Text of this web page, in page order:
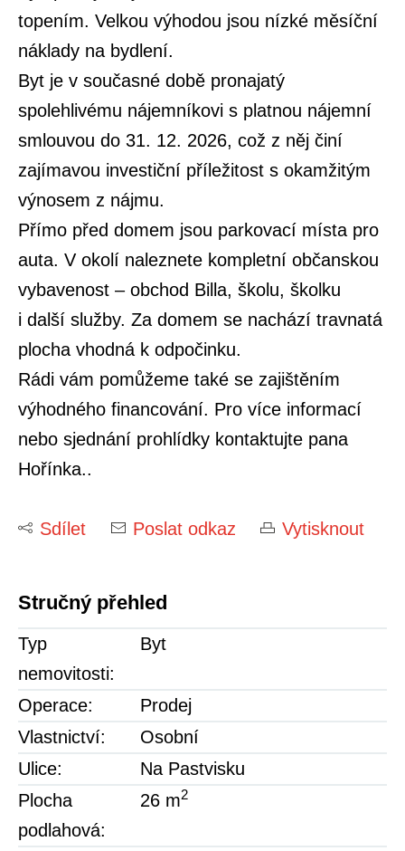
topením. Velkou výhodou jsou nízké měsíční
náklady na bydlení.
Byt je v současné době pronajatý
spolehlivému nájemníkovi s platnou nájemní
smlouvou do 31. 12. 2026, což z něj činí
zajímavou investiční příležitost s okamžitým
výnosem z nájmu.
Přímo před domem jsou parkovací místa pro
auta. V okolí naleznete kompletní občanskou
vybavenost – obchod Billa, školu, školku
i další služby. Za domem se nachází travnatá
plocha vhodná k odpočinku.
Rádi vám pomůžeme také se zajištěním
výhodného financování. Pro více informací
nebo sjednání prohlídky kontaktujte pana
Hořínka..
Sdílet Poslat odkaz Vytisknout
Stručný přehled
Typ
nemovitosti:
Byt
Operace:
Prodej
Vlastnictví:
Osobní
Ulice:
Na Pastvisku
Plocha
podlahová:
26 m2